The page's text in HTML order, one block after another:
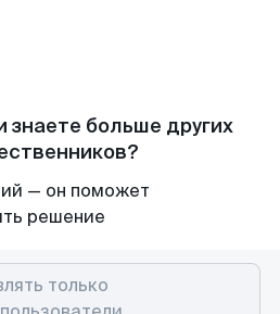
знаете больше других
— он поможет
решение